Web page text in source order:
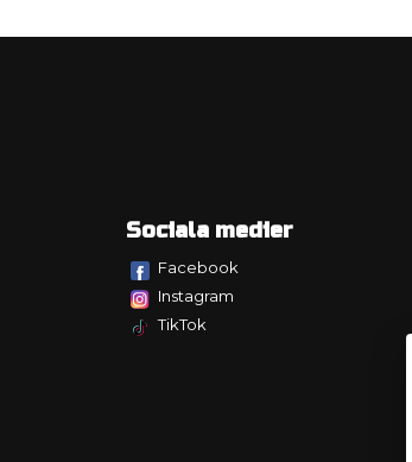
Sociala medier
Facebook
Instagram
TikTok